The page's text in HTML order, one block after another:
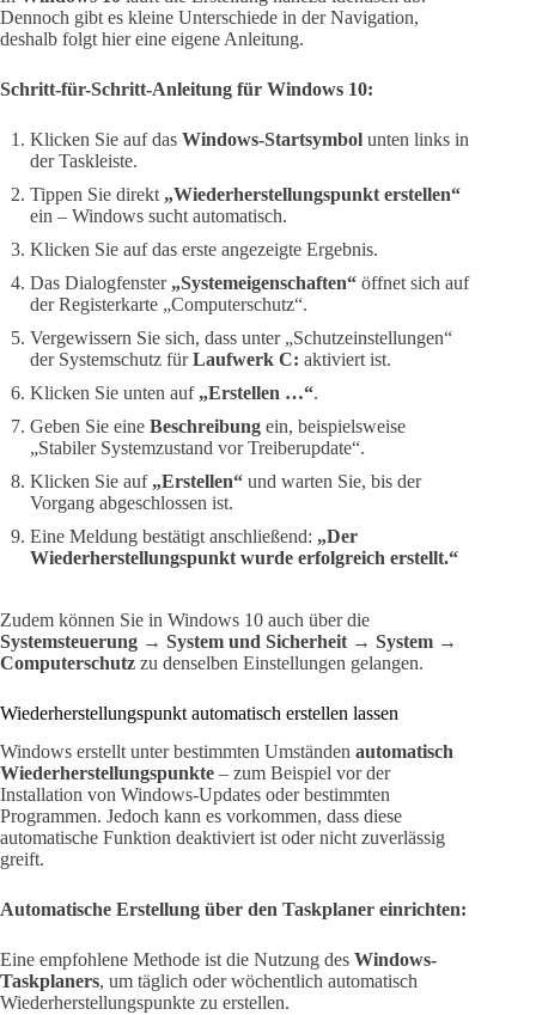
Dennoch gibt es kleine Unterschiede in der Navigation,
deshalb folgt hier eine eigene Anleitung.
Schritt-für-Schritt-Anleitung für Windows 10:
Klicken Sie auf das Windows-Startsymbol unten links in
der Taskleiste.
Tippen Sie direkt „Wiederherstellungspunkt erstellen“
ein – Windows sucht automatisch.
Klicken Sie auf das erste angezeigte Ergebnis.
Das Dialogfenster „Systemeigenschaften“ öffnet sich auf
der Registerkarte „Computerschutz“.
Vergewissern Sie sich, dass unter „Schutzeinstellungen“
der Systemschutz fürLaufwerk C: aktiviert ist.
Klicken Sie unten auf „Erstellen …“.
Geben Sie eine Beschreibung ein, beispielsweise
„Stabiler Systemzustand vor Treiberupdate“.
Klicken Sie auf „Erstellen“ und warten Sie, bis der
Vorgang abgeschlossen ist.
Eine Meldung bestätigt anschließend: „Der
Wiederherstellungspunkt wurde erfolgreich erstellt.“
Zudem können Sie in Windows 10 auch über die
Systemsteuerung → System und Sicherheit → System →
Computerschutz zu denselben Einstellungen gelangen.
Wiederherstellungspunkt automatisch erstellen lassen
Windows erstellt unter bestimmten Umständen automatisch
Wiederherstellungspunkte – zum Beispiel vor der
Installation von Windows-Updates oder bestimmten
Programmen. Jedoch kann es vorkommen, dass diese
automatische Funktion deaktiviert ist oder nicht zuverlässig
greift.
Automatische Erstellung über den Taskplaner einrichten:
Eine empfohlene Methode ist die Nutzung des Windows-
Taskplaners, um täglich oder wöchentlich automatisch
Wiederherstellungspunkte zu erstellen.